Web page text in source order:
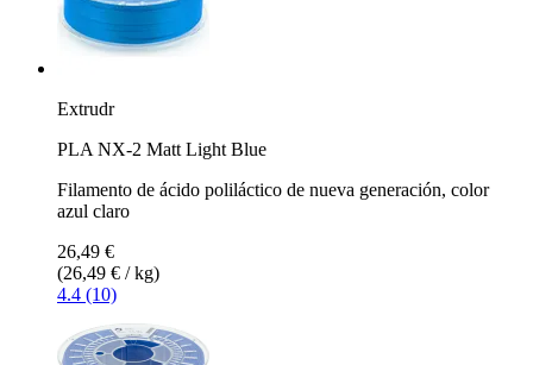
Extrudr
PLA NX-2 Matt Light Blue
Filamento de ácido poliláctico de nueva generación, color
azul claro
26,49 €
(26,49 € / kg)
4.4 (10)